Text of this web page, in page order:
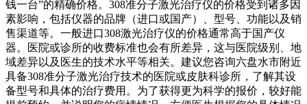
钱一台”的精确价格。308准分子激光治疗仪的价格受到诸多因
素影响，包括仪器的品牌（进口或国产）、型号、功能以及销
售渠道等。一般进口308激光治疗仪的价格通常高于国产仪
器。医院或诊所的收费标准也会有所差异，这与医院级别、地
域差异以及医生的技术水平等相关。建议您咨询六盘水市附近
具备308准分子激光治疗技术的医院或皮肤科诊所，了解其设
备型号和具体的治疗费用。为了获得更为科学的报价，较好能